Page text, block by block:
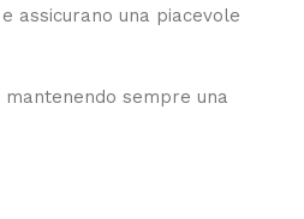
assicurano una piacevole
sempre una